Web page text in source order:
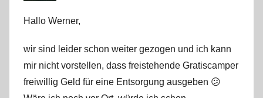
Hallo Werner,
wir sind leider schon weiter gezogen und ich kann
mir nicht vorstellen, dass freistehende Gratiscamper
freiwillig Geld für eine Entsorgung ausgeben 😕